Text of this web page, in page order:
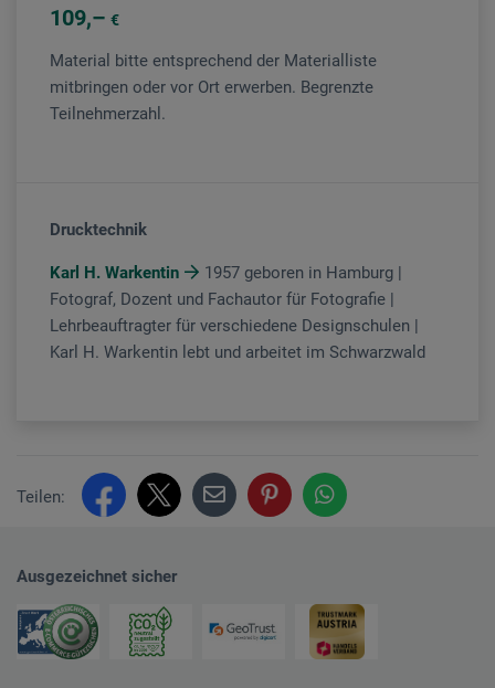
109 €
Material bitte entsprechend der Materialliste
mitbringen oder vor Ort erwerben. Begrenzte
Teilnehmerzahl.
Drucktechnik
Karl H. Warkentin
1957 geboren in Hamburg |
Fotograf, Dozent und Fachautor für Fotografie |
Lehrbeauftragter für verschiedene Designschulen |
Karl H. Warkentin lebt und arbeitet im Schwarzwald
Teilen:
Ausgezeichnet sicher